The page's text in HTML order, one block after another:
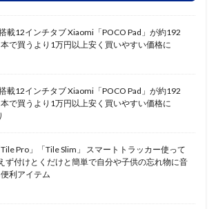
載12インチタブ Xiaomi「POCO Pad」が約192
で買うより1万円以上安く買いやすい価格に
載12インチタブ Xiaomi「POCO Pad」が約192
で買うより1万円以上安く買いやすい価格に
Pro」「Tile Slim」 スマートトラッカー使って
ず付けとくだけと簡単で自分や子供の忘れ物に音
利アイテム